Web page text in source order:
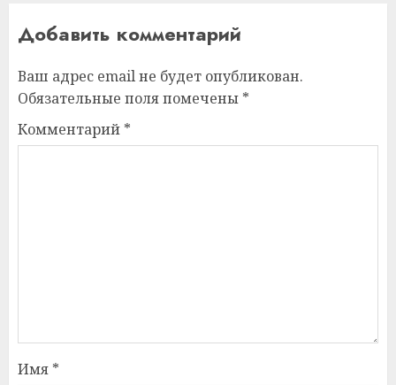
Добавить комментарий
Ваш адрес email не будет опубликован.
Обязательные поля помечены *
Комментарий *
Имя *